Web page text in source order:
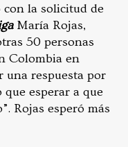
con la solicitud de
María Rojas,
50 personas
Colombia en
una respuesta por
esperar a que
Rojas esperó más